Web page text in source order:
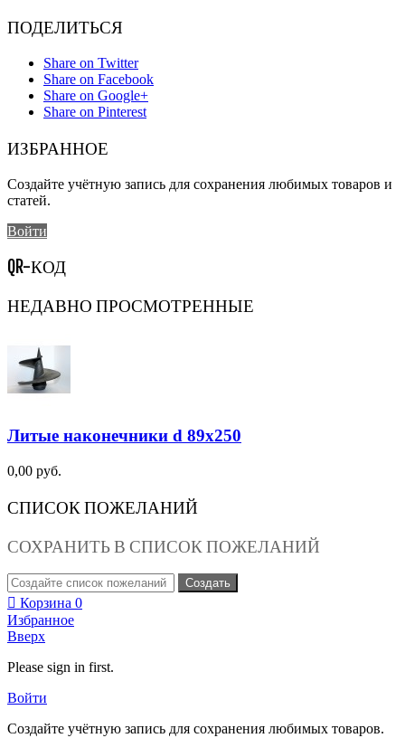
ПОДЕЛИТЬСЯ
Share on Twitter
Share on Facebook
Share on Google+
Share on Pinterest
ИЗБРАННОЕ
Создайте учётную запись для сохранения любимых товаров и
статей.
Войти
QR-КОД
НЕДАВНО ПРОСМОТРЕННЫЕ
Литые наконечники d 89х250
0,00 руб.
СПИСОК ПОЖЕЛАНИЙ
СОХРАНИТЬ В СПИСОК ПОЖЕЛАНИЙ
Создать
Корзина 0
Избранное
Вверх
Please sign in first.
Войти
Создайте учётную запись для сохранения любимых товаров.